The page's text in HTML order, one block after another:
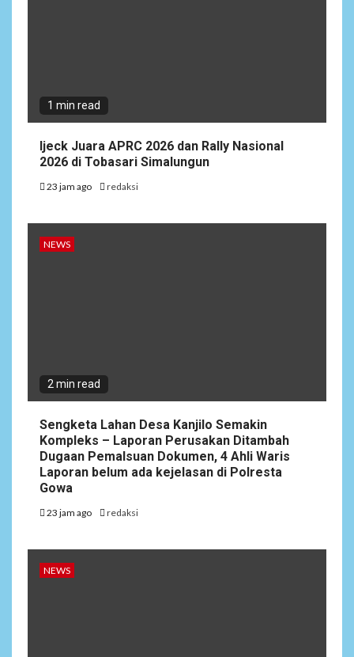
1 min read
Ijeck Juara APRC 2026 dan Rally Nasional
2026 di Tobasari Simalungun
23 jam ago redaksi
NEWS
2 min read
Sengketa Lahan Desa Kanjilo Semakin
Kompleks – Laporan Perusakan Ditambah
Dugaan Pemalsuan Dokumen, 4 Ahli Waris
Laporan belum ada kejelasan di Polresta
Gowa
23 jam ago redaksi
NEWS